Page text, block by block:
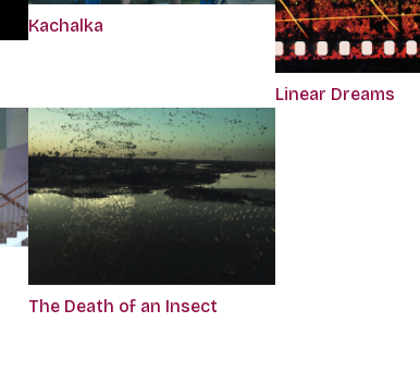
Kachalka
Linear Dreams
The Death of an Insect